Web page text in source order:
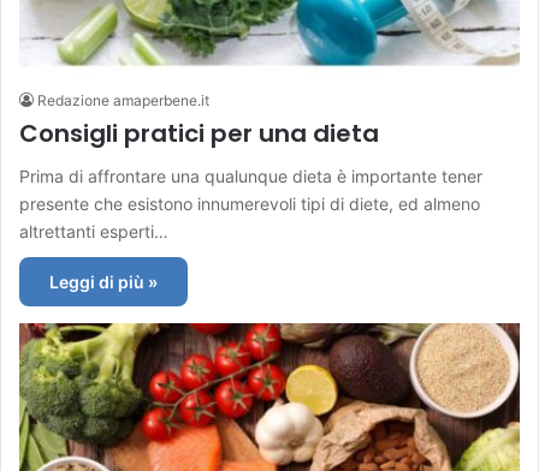
Redazione amaperbene.it
Consigli pratici per una dieta
Prima di affrontare una qualunque dieta è importante tener
presente che esistono innumerevoli tipi di diete, ed almeno
altrettanti esperti…
Leggi di più »